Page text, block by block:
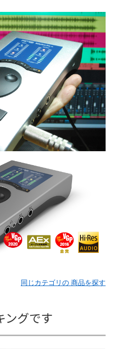
同じカテゴリの 商品を探す
ングです